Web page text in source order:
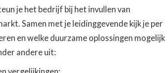
je het bedrijf bij het invullen van
Samen met je leidinggevende kijk je per
en welke duurzame oplossingen mogelijk
andere uit: